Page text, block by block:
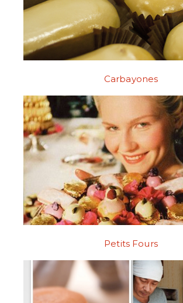
Carbayones
Petits Fours